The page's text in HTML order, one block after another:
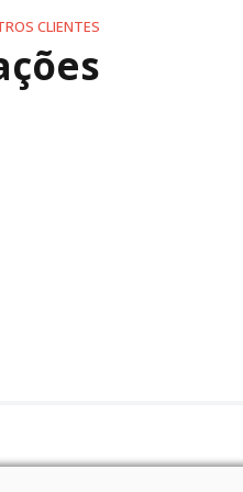
sempre que
CLIENTES